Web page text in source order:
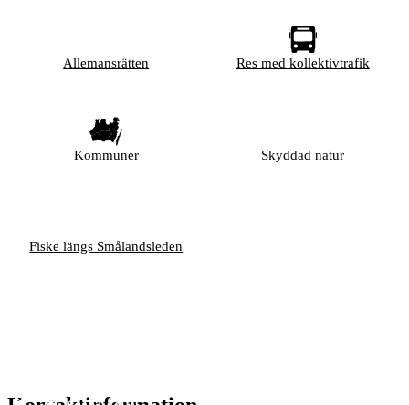
Allemansrätten Res med kollektivtrafik
Kommuner Skyddad natur
Fiske längs Smålandsleden